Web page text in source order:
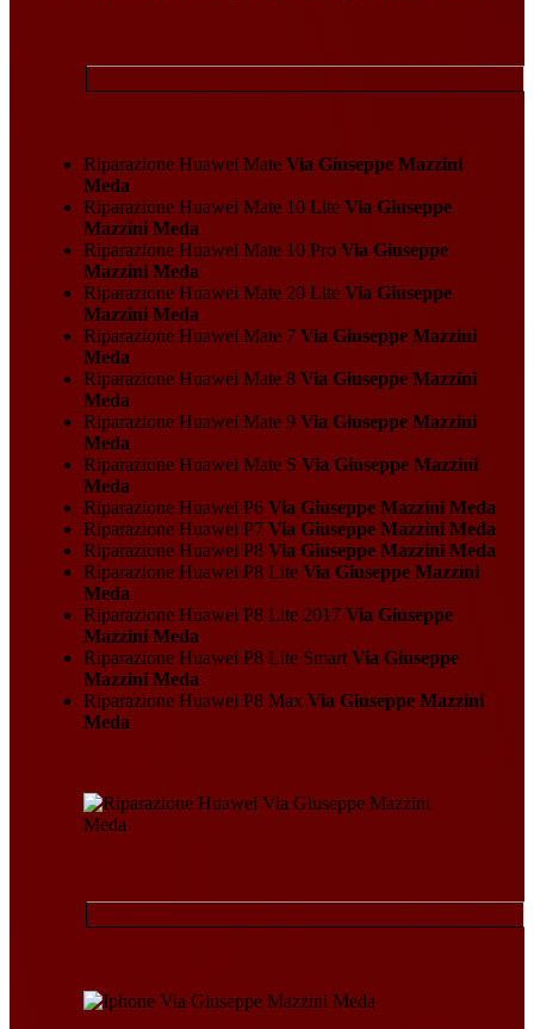
Riparazione Huawei MateVia Giuseppe Mazzini
Meda
Riparazione Huawei Mate 10 LiteVia Giuseppe
Mazzini Meda
Riparazione Huawei Mate 10 ProVia Giuseppe
Mazzini Meda
Riparazione Huawei Mate 20 LiteVia Giuseppe
Mazzini Meda
Riparazione Huawei Mate 7Via Giuseppe Mazzini
Meda
Riparazione Huawei Mate 8Via Giuseppe Mazzini
Meda
Riparazione Huawei Mate 9Via Giuseppe Mazzini
Meda
Riparazione Huawei Mate S Via Giuseppe Mazzini
Meda
Riparazione Huawei P6Via Giuseppe Mazzini Meda
Riparazione Huawei P7Via Giuseppe Mazzini Meda
Riparazione Huawei P8Via Giuseppe Mazzini Meda
Riparazione Huawei P8 LiteVia Giuseppe Mazzini
Meda
Riparazione Huawei P8 Lite 2017Via Giuseppe
Mazzini Meda
Riparazione Huawei P8 Lite SmartVia Giuseppe
Mazzini Meda
Riparazione Huawei P8 Max Via Giuseppe Mazzini
Meda